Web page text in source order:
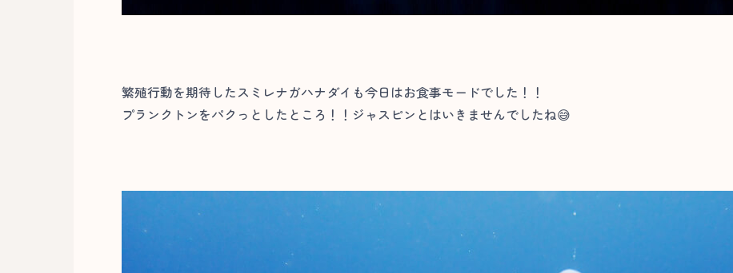
繁殖行動を期待したスミレナガハナダイも今日はお食事モードでした！！
プランクトンをパクっとしたところ！！ジャスピンとはいきませんでしたね😅